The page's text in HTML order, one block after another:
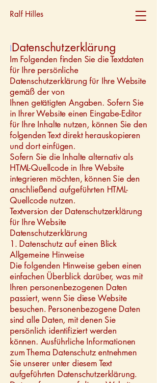
Ralf Hilles
IDatenschutzerklärung
Im Folgenden finden Sie die Textdaten
für Ihre persönliche
Datenschutzerklärung für Ihre Website
gemäß der von
Ihnen getätigten Angaben. Sofern Sie
in Ihrer Website einen Eingabe-Editor
für Ihre Inhalte nutzen, können Sie den
folgenden Text direkt herauskopieren
und dort einfügen.
Sofern Sie die Inhalte alternativ als
HTML-Quellcode in Ihre Website
integrieren möchten, können Sie den
anschließend aufgeführten HTML-
Quellcode nutzen.
Textversion der Datenschutzerklärung
für Ihre Website
Datenschutzerklärung
1. Datenschutz auf einen Blick
Allgemeine Hinweise
Die folgenden Hinweise geben einen
einfachen Überblick darüber, was mit
Ihren personenbezogenen Daten
passiert, wenn Sie diese Website
besuchen. Personenbezogene Daten
sind alle Daten, mit denen Sie
persönlich identifiziert werden
können. Ausführliche Informationen
zum Thema Datenschutz entnehmen
Sie unserer unter diesem Text
aufgeführten Datenschutzerklärung.